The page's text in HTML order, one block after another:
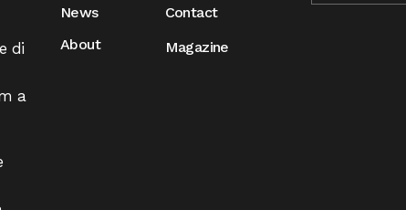
di
a
News
About
Contact
Magazine